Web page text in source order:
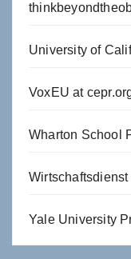
University of
VoxEU at
Wharton School
Yale University